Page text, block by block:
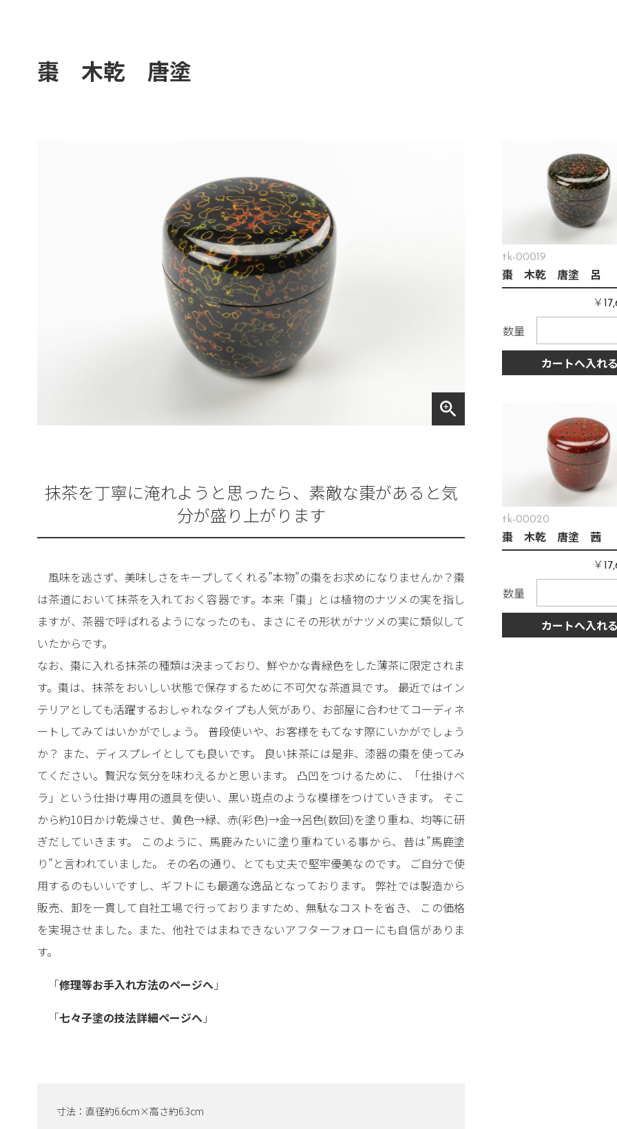
棗 木乾 唐塗
zoom_in
抹茶を丁寧に淹れようと思ったら、素敵な棗があると気
分が盛り上がります
風味を逃さず、美味しさをキープしてくれる”本物”の棗をお求めになりませんか？棗
は茶道において抹茶を入れておく容器です。本来「棗」とは植物のナツメの実を指し
ますが、茶器で呼ばれるようになったのも、まさにその形状がナツメの実に類似して
いたからです。
なお、棗に入れる抹茶の種類は決まっており、鮮やかな青緑色をした薄茶に限定されま
す。棗は、抹茶をおいしい状態で保存するために不可欠な茶道具です。 最近ではイン
テリアとしても活躍するおしゃれなタイプも人気があり、お部屋に合わせてコーディネ
ートしてみてはいかがでしょう。 普段使いや、お客様をもてなす際にいかがでしょう
か？ また、ディスプレイとしても良いです。 良い抹茶には是非、漆器の棗を使ってみ
てください。贅沢な気分を味わえるかと思います。 凸凹をつけるために、「仕掛けベ
ラ」という仕掛け専用の道具を使い、黒い斑点のような模様をつけていきます。 そこ
から約10日かけ乾燥させ、黄色→緑、赤(彩色)→金→呂色(数回)を塗り重ね、均等に研
ぎだしていきます。 このように、馬鹿みたいに塗り重ねている事から、昔は”馬鹿塗
り”と言われていました。 その名の通り、とても丈夫で堅牢優美なのです。 ご自分で使
用するのもいいですし、ギフトにも最適な逸品となっております。 弊社では製造から
販売、卸を一貫して自社工場で行っておりますため、無駄なコストを省き、 この価格
を実現させました。また、他社ではまねできないアフターフォローにも自信がありま
す。
「修理等お手入れ方法のページへ」
「七々子塗の技法詳細ページへ」
寸法：直径約6.6cm×高さ約6.3cm
tk-00019
棗 木乾 唐塗 呂
￥
数量
カートへ入れ
tk-00020
棗 木乾 唐塗 茜
￥
数量
カートへ入れ